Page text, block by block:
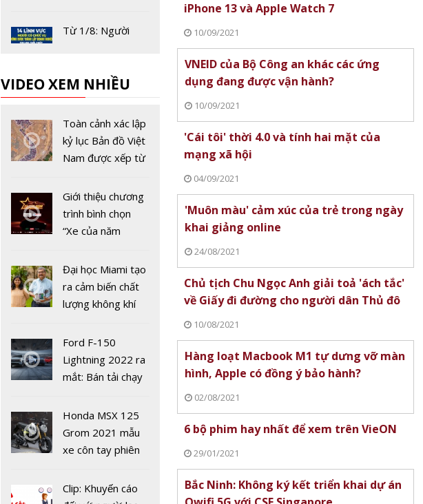
điện tử Việt Nam
Từ 1/8: Người
doanh nghiệp
trong 14 lĩnh vực
nghiệm pin xe
điện sạc siêu
nhanh, đạt 70%
Hải quan Việt
Nam và Trung
Quốc tăng cường
hợp tác điều tra,
gian lận thương
mại
VIDEO XEM NHIỀU
Toàn cảnh xác lập
kỷ lục Bản đồ Việt
Nam được xếp từ
năm 2022
Giới thiệu chương
trình bình chọn
“Xe của năm
Đại học Miami tạo
ra cảm biến chất
lượng không khí
19
Ford F-150
Lightning 2022 ra
mắt: Bán tải chạy
chưa đến 40 nghìn
USD
Honda MSX 125
Grom 2021 mẫu
xe côn tay phiên
Clip: Khuyến cáo
iPhone 13 và Apple Watch 7
10/09/2021
VNEID của Bộ Công an khác các ứng
dụng đang được vận hành?
10/09/2021
'Cái tôi' thời 4.0 và tính hai mặt của
mạng xã hội
04/09/2021
'Muôn màu' cảm xúc của trẻ trong ngày
khai giảng online
24/08/2021
Chủ tịch Chu Ngọc Anh giải toả 'ách tắc'
về Giấy đi đường cho người dân Thủ đô
10/08/2021
Hàng loạt Macbook M1 tự dưng vỡ màn
hình, Apple có đồng ý bảo hành?
02/08/2021
6 bộ phim hay nhất để xem trên VieON
29/01/2021
Bắc Ninh: Không ký kết triển khai dự án